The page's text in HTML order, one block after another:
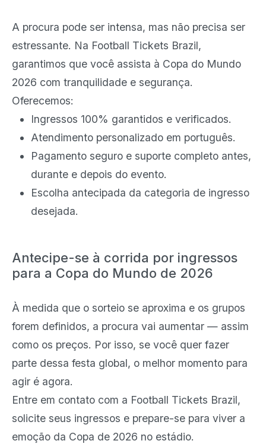
A procura pode ser intensa, mas não precisa ser
estressante. Na Football Tickets Brazil,
garantimos que você assista à Copa do Mundo
2026 com tranquilidade e segurança.
Oferecemos:
Ingressos 100% garantidos e verificados.
Atendimento personalizado em português.
Pagamento seguro e suporte completo antes,
durante e depois do evento.
Escolha antecipada da categoria de ingresso
desejada.
Antecipe-se à corrida por ingressos
para a Copa do Mundo de 2026
À medida que o sorteio se aproxima e os grupos
forem definidos, a procura vai aumentar — assim
como os preços. Por isso, se você quer fazer
parte dessa festa global, o melhor momento para
agir é agora.
Entre em contato com a Football Tickets Brazil,
solicite seus ingressos e prepare-se para viver a
emoção da Copa de 2026 no estádio.